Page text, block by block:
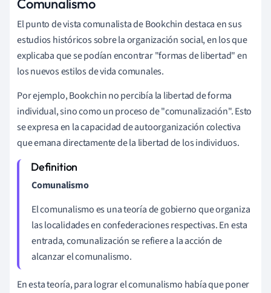
Comunalismo
El punto de vista comunalista de Bookchin destaca en sus
estudios históricos sobre la organización social, en los que
explicaba que se podían encontrar "formas de libertad" en
los nuevos estilos de vida comunales.
Por ejemplo, Bookchin no percibía la libertad de forma
individual, sino como un proceso de "comunalización". Esto
se expresa en la capacidad de autoorganización colectiva
que emana directamente de la libertad de los individuos.
Comunalismo
El comunalismo es una teoría de gobierno que organiza
las localidades en confederaciones respectivas. En esta
entrada, comunalización se refiere a la acción de
alcanzar el comunalismo.
En esta teoría, para lograr el comunalismo había que poner